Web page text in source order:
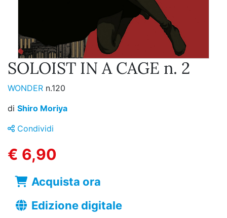
SOLOIST IN A CAGE n. 2
WONDER n.120
di Shiro Moriya
Condividi
€ 6,90
Acquista ora
Edizione digitale